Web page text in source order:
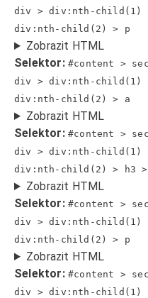
div > div:nth-
div:nth-child(2) > p
Zobrazit HTML
Selektor: #content >
div > div:nth-
div:nth-child(2) > a
Zobrazit HTML
Selektor: #content >
div > div:nth-
div:nth-child(2) > h3
Zobrazit HTML
Selektor: #content >
div > div:nth-
div:nth-child(2) > p
Zobrazit HTML
Selektor: #content >
div > div:nth-